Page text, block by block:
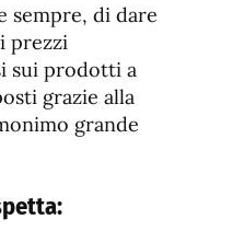
fuente
de
fuente.
sempre, di dare
prezzi
sui prodotti a
grazie alla
grande